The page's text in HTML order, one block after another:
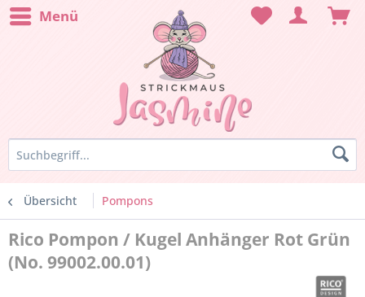
Menü
Übersicht Pompons
Rico Pompon / Kugel Anhänger Rot Grün
(No. 99002.00.01)